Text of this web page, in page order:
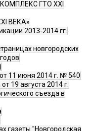
ГТО XXI
ВЕКА»
2013-2014 гг.
новгородских
11 июня 2014 г. № 540
19 августа 2014 г.
съезда в
газеты "Новгородская